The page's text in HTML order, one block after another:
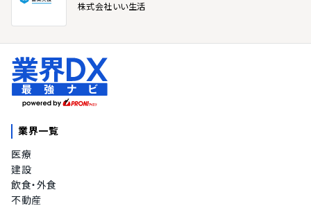
株式会社いい生活
業界一覧
医療
建設
飲食・外食
不動産